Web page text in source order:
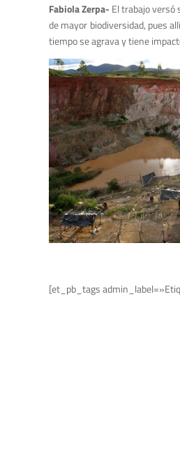
Fabiola Zerpa- El trabajo versó
de mayor biodiversidad, pues
tiempo se agrava y tiene
[et_pb_tags